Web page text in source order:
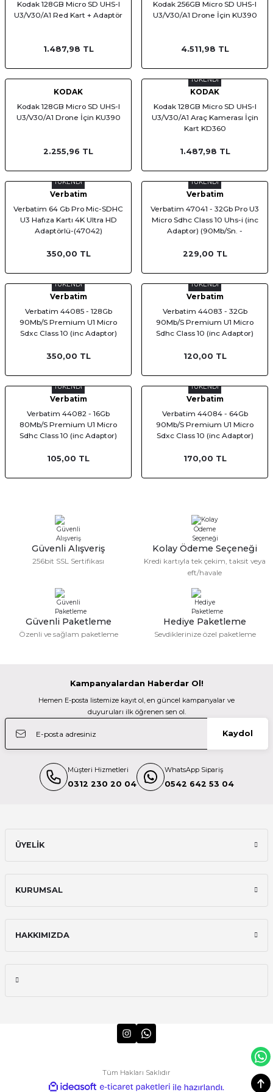
Makinesi
Kodak 128GB Micro SD UHS-I
U3/V30/A1 Red Kart + Adaptör
1.487,98 TL
Kodak 256GB Micro SD UHS-I
U3/V30/A1 Drone İçin KU390
4.511,98 TL
KODAK
Kodak 128GB Micro SD UHS-I
U3/V30/A1 Drone İçin KU390
2.255,96 TL
TÜKENDİ
KODAK
Kodak 128GB Micro SD UHS-I
U3/V30/A1 Araç Kamerası İçin
Kart KD360
1.487,98 TL
TÜKENDİ
Verbatim
Verbatim 64 Gb Pro Mic-SDHC
U3 Hafıza Kartı 4K Ultra HD
Adaptörlü-(47042)
350,00 TL
TÜKENDİ
Verbatim
Verbatim 47041 - 32Gb Pro U3
Micro Sdhc Class 10 Uhs-i (inc
Adaptor) (90Mb/Sn. -
229,00 TL
TÜKENDİ
Verbatim
Verbatim 44085 - 128Gb
90Mb/S Premium U1 Micro
Sdxc Class 10 (inc Adaptor)
350,00 TL
TÜKENDİ
Verbatim
Verbatim 44083 - 32Gb
90Mb/S Premium U1 Micro
Sdhc Class 10 (inc Adaptor)
120,00 TL
TÜKENDİ
Verbatim
Verbatim 44082 - 16Gb
80Mb/S Premium U1 Micro
Sdhc Class 10 (inc Adaptor)
105,00 TL
TÜKENDİ
Verbatim
Verbatim 44084 - 64Gb
90Mb/S Premium U1 Micro
Sdxc Class 10 (inc Adaptor)
170,00 TL
Güvenli Alışveriş
256bit SSL Sertifikası
Kolay Ödeme Seçeneği
Kredi kartıyla tek çekim, taksit veya
eft/havale
Güvenli Paketleme
Özenli ve sağlam paketleme
Hediye Paketleme
Sevdiklerinize özel paketleme
Kampanyalardan Haberdar Ol!
Hemen E-posta listemize kayıt ol, en güncel kampanyalar ve
duyuruları ilk öğrenen sen ol.
Kaydol
Müşteri Hizmetleri
0312 230 20 04
WhatsApp Sipariş
0542 642 53 04
ÜYELİK
KURUMSAL
HAKKIMIZDA
Tüm Hakları Saklıdır
ideasoft e-